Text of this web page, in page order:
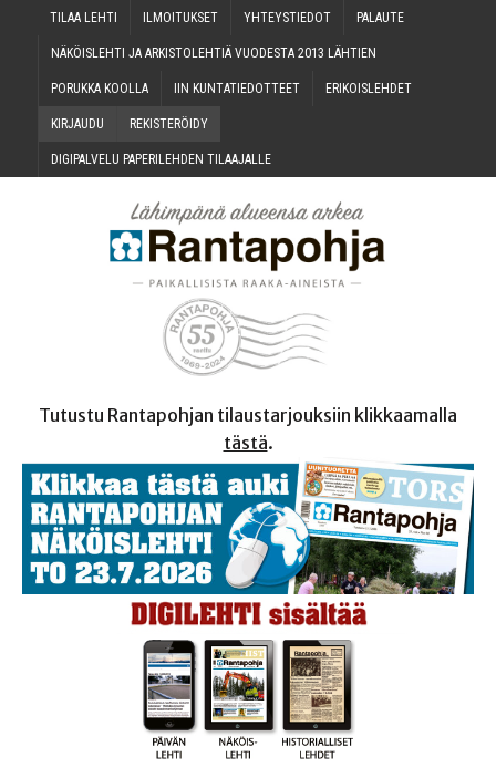
TILAA LEH­TI ILMOI­TUK­SET YHTEYS­TIE­DOT PALAU­TE
NÄKÖIS­LEH­TI JA ARKIS­TO­LEH­TIÄ VUO­DES­TA 2013 LÄHTIEN
PORUK­KA KOOLLA IIN KUN­TA­TIE­DOT­TEET ERI­KOIS­LEH­DET
KIR­JAU­DU REKIS­TE­RÖI­DY
DIGI­PAL­VE­LU PAPE­RI­LEH­DEN TILAAJALLE
Tutustu Rantapohjan tilaustarjouksiin klikkaamalla
tästä.